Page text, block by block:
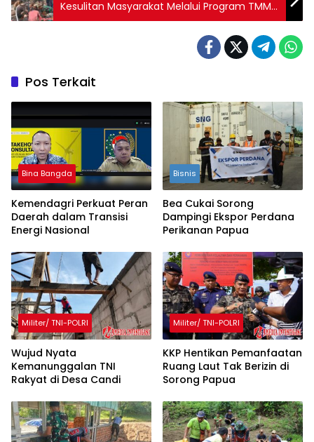
Kesulitan Masyarakat Melalui Program TMMD
Ke-124 Kodim 1501/Ternate
Pos Terkait
Bina Bangda
Kemendagri Perkuat Peran
Daerah dalam Transisi
Energi Nasional
Bisnis
Bea Cukai Sorong
Dampingi Ekspor Perdana
Perikanan Papua
Militer/ TNI-POLRI
Wujud Nyata
Kemanunggalan TNI
Rakyat di Desa Candi
Militer/ TNI-POLRI
KKP Hentikan Pemanfaatan
Ruang Laut Tak Berizin di
Sorong Papua